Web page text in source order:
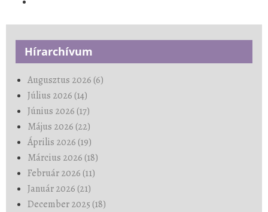
Hírarchívum
Augusztus 2026 (6)
Július 2026 (14)
Június 2026 (17)
Május 2026 (22)
Április 2026 (19)
Március 2026 (18)
Február 2026 (11)
Január 2026 (21)
December 2025 (18)